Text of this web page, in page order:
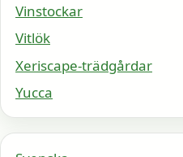
Vinstockar
Vitlök
Xeriscape-trädgårdar
Yucca